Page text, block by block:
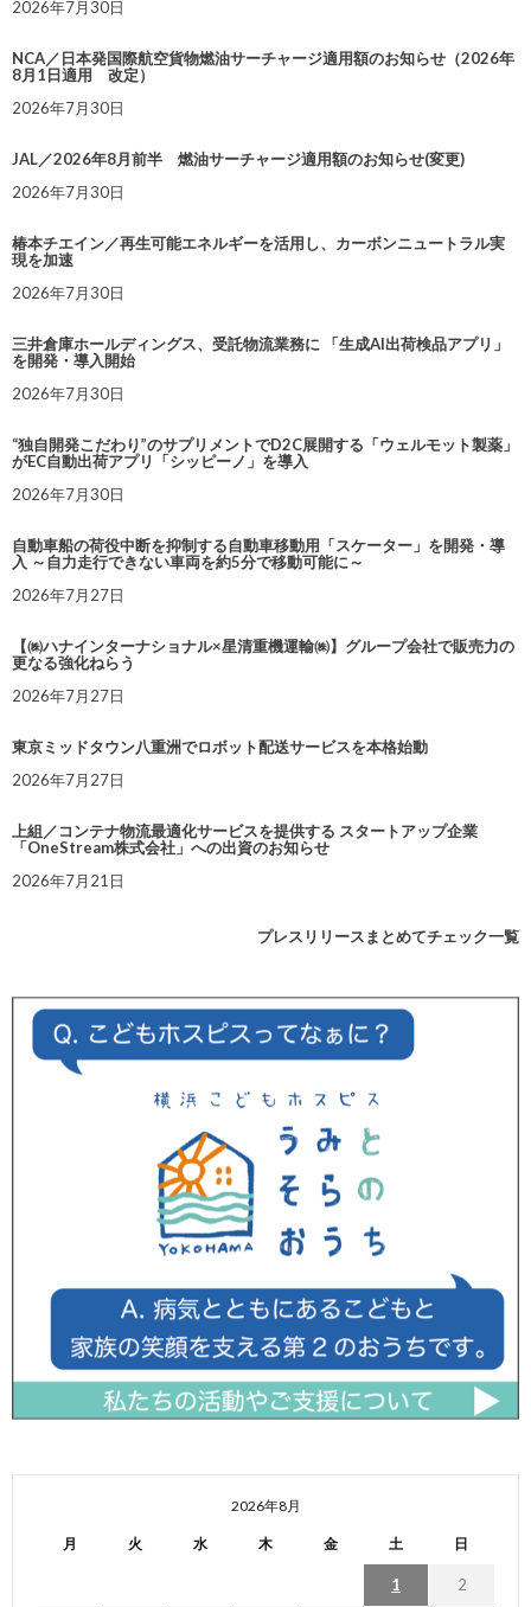
2026年7月30日
NCA／日本発国際航空貨物燃油サーチャージ適用額のお知らせ（2026年
8月1日適用 改定）
2026年7月30日
JAL／2026年8月前半 燃油サーチャージ適用額のお知らせ(変更)
2026年7月30日
椿本チエイン／再生可能エネルギーを活用し、カーボンニュートラル実
現を加速
2026年7月30日
三井倉庫ホールディングス、受託物流業務に 「生成AI出荷検品アプリ」
を開発・導入開始
2026年7月30日
“独自開発こだわり”のサプリメントでD2C展開する「ウェルモット製薬」
がEC自動出荷アプリ「シッピーノ」を導入
2026年7月30日
自動車船の荷役中断を抑制する自動車移動用「スケーター」を開発・導
入 ～自力走行できない車両を約5分で移動可能に～
2026年7月27日
【㈱ハナインターナショナル×星清重機運輸㈱】グループ会社で販売力の
更なる強化ねらう
2026年7月27日
東京ミッドタウン八重洲でロボット配送サービスを本格始動
2026年7月27日
上組／コンテナ物流最適化サービスを提供する スタートアップ企業
「OneStream株式会社」への出資のお知らせ
2026年7月21日
プレスリリースまとめてチェック一覧
2026年8月
月 火 水 木 金 土 日
1 2